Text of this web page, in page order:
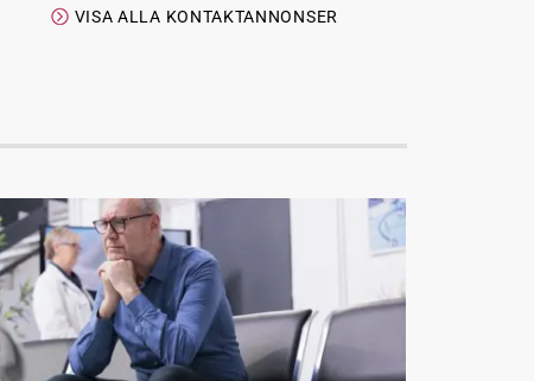
VISA ALLA KONTAKTANNONSER